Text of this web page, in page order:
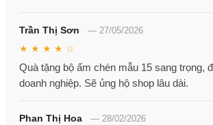
Trần Thị Sơn — 27/05/2026
★ ★ ★ ★ ☆
Quà tặng bộ ấm chén mẫu 15 sang trọng,
doanh nghiệp. Sẽ ủng hộ shop lâu dài.
Phan Thị Hoa — 28/02/2026